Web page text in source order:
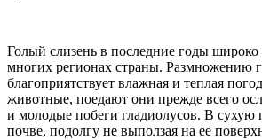
Голый слизень в последние годы широко
многих регионах страны. Размножению
благоприятствует влажная и теплая
животные, поедают они прежде всего
и молодые побеги гладиолусов. В сухую
почве, подолгу не выползая на ее